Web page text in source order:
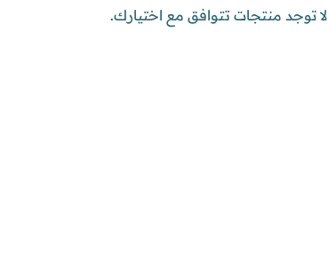
لا توجد منتجات تتوافق مع اختيارك.